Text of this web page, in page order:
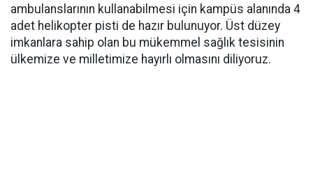
ambulanslarının kullanabilmesi için kampüs alanında 4
adet helikopter pisti de hazır bulunuyor. Üst düzey
imkanlara sahip olan bu mükemmel sağlık tesisinin
ülkemize ve milletimize hayırlı olmasını diliyoruz.